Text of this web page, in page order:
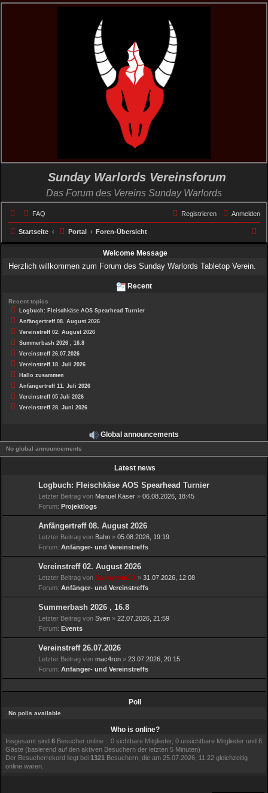
Sunday Warlords Vereinsforum
Das Forum des Vereins Sunday Warlords
FAQ Anmelden
Registrieren
Startseite Portal Foren-Übersicht
u
Welcome Message
Herzlich willkommen zum Forum des Sunday Warlords Tabletop Verein.
Recent
Recent topics
Logbuch: Fleischkäse AOS Spearhead Turnier
Anfängertreff 08. August 2026
Vereinstreff 02. August 2026
Summerbash 2026 , 16.8
Vereinstreff 26.07.2026
Vereinstreff 18. Juli 2026
Hallo zusammen
Anfängertreff 11. Juli 2026
Vereinstreff 05 Juli 2026
Vereinstreff 28. Juni 2026
Global announcements
No global announcements
Latest news
Logbuch: Fleischkäse AOS Spearhead Turnier
Letzter Beitrag von Manuel Käser » 06.08.2026, 18:45
Forum: Projektlogs
Anfängertreff 08. August 2026
Letzter Beitrag von Bahn » 05.08.2026, 19:19
Forum: Anfänger- und Vereinstreffs
Vereinstreff 02. August 2026
Letzter Beitrag von SaphyronCQ » 31.07.2026, 12:08
Forum: Anfänger- und Vereinstreffs
Summerbash 2026 , 16.8
Letzter Beitrag von Sven » 22.07.2026, 21:59
Forum: Events
Vereinstreff 26.07.2026
Letzter Beitrag von mac4ron » 23.07.2026, 20:15
Forum: Anfänger- und Vereinstreffs
Poll
No polls available
Who is online?
Insgesamt sind 6 Besucher online :: 0 sichtbare Mitglieder, 0 unsichtbare Mitglieder und 6
Gäste (basierend auf den aktiven Besuchern der letzten 5 Minuten)
Der Besucherrekord liegt bei 1321 Besuchern, die am 25.07.2026, 11:22 gleichzeitig
online waren.